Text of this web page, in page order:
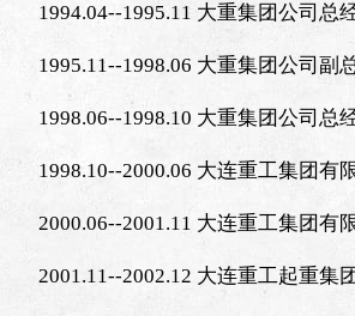
1994.04--1995.11 大重集团公司总
1995.11--1998.06 大重集团公司副
1998.06--1998.10 大重集团公司总
1998.10--2000.06 大连重工集团有
2000.06--2001.11 大连重工集团有
2001.11--2002.12 大连重工起重集